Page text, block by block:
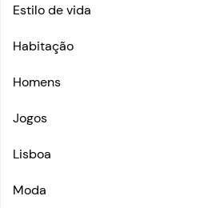
Estilo de vida
Habitação
Homens
Jogos
Lisboa
Moda